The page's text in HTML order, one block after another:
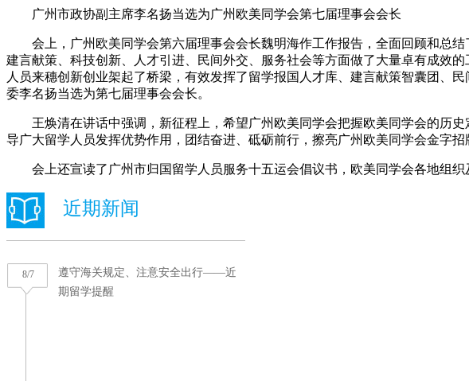
广州市政协副主席李名扬当选为广州欧美同学会第七届理事会会长
会上，广州欧美同学会第六届理事会会长魏明海作工作报告，全面回顾和总结
建言献策、科技创新、人才引进、民间外交、服务社会等方面做了大量卓有成效
人员来穗创新创业架起了桥梁，有效发挥了留学报国人才库、建言献策智囊团、
委李名扬当选为第七届理事会会长。
王焕清在讲话中强调，新征程上，希望广州欧美同学会把握欧美同学会的历史
导广大留学人员发挥优势作用，团结奋进、砥砺前行，擦亮广州欧美同学会金字
会上还宣读了广州市归国留学人员服务十五运会倡议书，欧美同学会各地组织